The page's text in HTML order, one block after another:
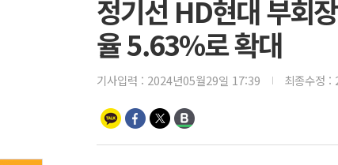
정기선 HD현대 부회
율 5.63%로 확대
기사입력 : 2024년05월29일 17:39 최종수정 :